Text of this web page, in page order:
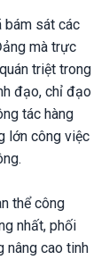
bám sát các
mà trực
triệt trong
đạo, chỉ đạo
tác hàng
lớn công việc
thể công
nhất, phối
nâng cao tinh